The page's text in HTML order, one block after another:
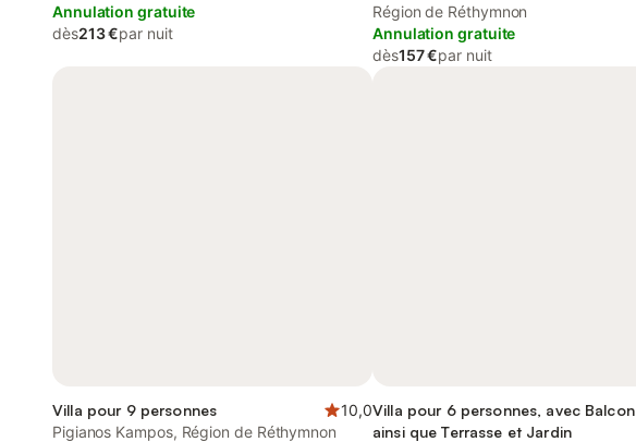
Annulation gratuite
dès213 €par nuit
Région de Réthymnon
Annulation gratuite
dès157 €par nuit
Villa pour 9 personnes
10,0
Pigianos Kampos, Région de Réthymnon
Villa pour 6 personnes, avec Balcon
ainsi que Terrasse et Jardin